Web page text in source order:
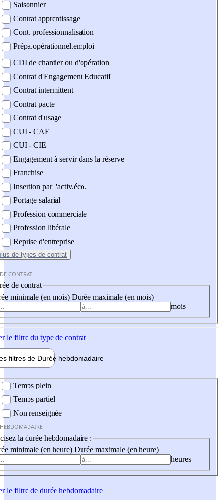
Saisonnier
Contrat apprentissage
Cont. professionnalisation
Prépa.opérationnel.emploi
CDI de chantier ou d'opération
Contrat d'Engagement Educatif
Contrat intermittent
Contrat pacte
Contrat d'usage
CUI - CAE
CUI - CIE
Engagement à servir dans la réserve
Franchise
Insertion par l'activ.éco.
Portage salarial
Profession commerciale
Profession libérale
Reprise d'entreprise
de types de contrat
CONTRAT
de contrat
minimale (en mois) Durée maximale (en mois)
mois
le filtre du type de contrat
filtres de Durée hebdomadaire
Temps plein
Temps partiel
Non renseignée
la durée hebdomadaire :
minimale (en heure) Durée maximale (en heure)
heures
le filtre de durée hebdomadaire